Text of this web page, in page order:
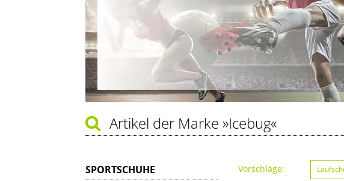
Artikel der Marke »Icebug«
SPORTSCHUHE
Vorschläge: